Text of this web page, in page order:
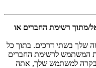
מתוך רשימת החברים או
שלך בשתי דרכים. בתוך כל
המשתמש לרשימת החברים
הבקרה למשתמש שלך, אתה